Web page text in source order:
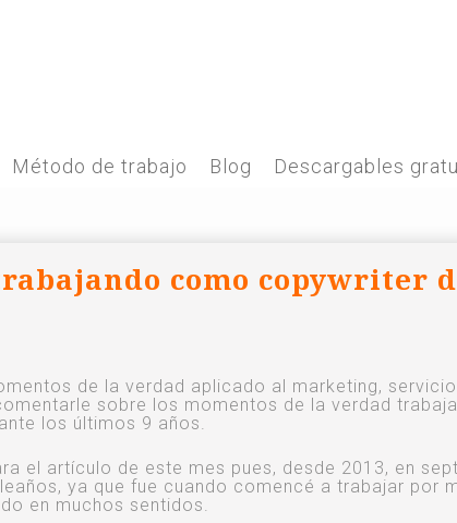
Método de trabajo Blog Descargables
como copywriter
de la verdad aplicado al marketing,
sobre los momentos de la verdad
los últimos 9 años.
el artículo de este mes pues, desde 2013, en
ya que fue cuando comencé a trabajar por
en muchos sentidos.